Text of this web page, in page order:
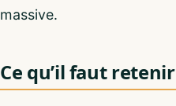
massive.
Ce qu’il faut retenir